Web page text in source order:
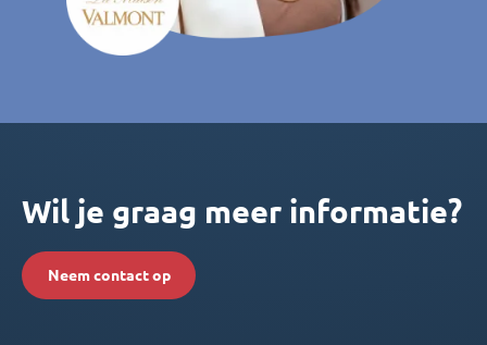
Wil je graag meer informatie?
Neem contact op